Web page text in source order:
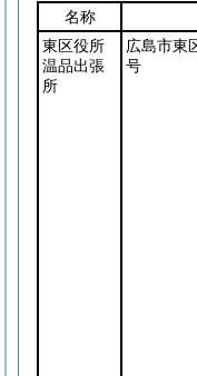
名称
東区役所
温品出張
所
広島市東
号